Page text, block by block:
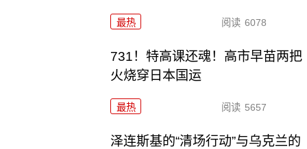
最热 阅读 6078
731！特高课还魂！高市早苗两把
火烧穿日本国运
最热 阅读 5657
泽连斯基的“清场行动”与乌克兰的